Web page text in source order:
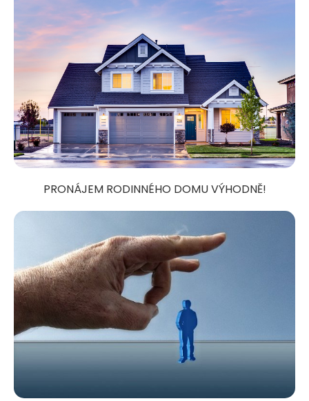
PRONÁJEM RODINNÉHO DOMU VÝHODNĚ!